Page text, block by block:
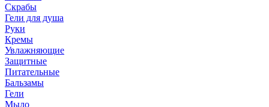
Скрабы
Гели для душа
Руки
Кремы
Увлажняющие
Защитные
Питательные
Бальзамы
Гели
Мыло